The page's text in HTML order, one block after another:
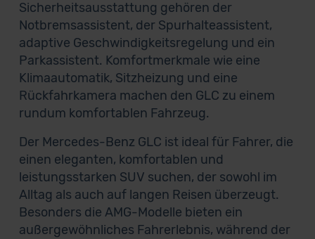
Sicherheitsausstattung gehören der
Notbremsassistent, der Spurhalteassistent,
adaptive Geschwindigkeitsregelung und ein
Parkassistent. Komfortmerkmale wie eine
Klimaautomatik, Sitzheizung und eine
Rückfahrkamera machen den GLC zu einem
rundum komfortablen Fahrzeug.
Der Mercedes-Benz GLC ist ideal für Fahrer, die
einen eleganten, komfortablen und
leistungsstarken SUV suchen, der sowohl im
Alltag als auch auf langen Reisen überzeugt.
Besonders die AMG-Modelle bieten ein
außergewöhnliches Fahrerlebnis, während der